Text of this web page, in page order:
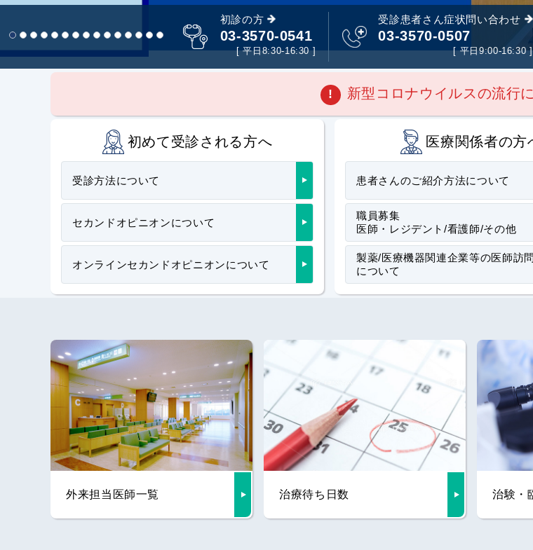
1 2 3 4 5 6 7 8 9 101112131415
初診の方
03-3570-0541
[ 平日8:30-16:30 ]
受診患者さん症状問い合わせ
03-3570-0507
[ 平日9:00-16:30 ]
! 新型コロナウイルスの流行
初めて受診される方へ
受診方法について
セカンドオピニオンについて
オンラインセカンドオピニオンについて
医療関係者の方
患者さんのご紹介方法について
職員募集
医師・レジデント/看護師/その他
製薬/医療機器関連企業等の医師訪
について
外来担当医師一覧 治療待ち日数 治験・